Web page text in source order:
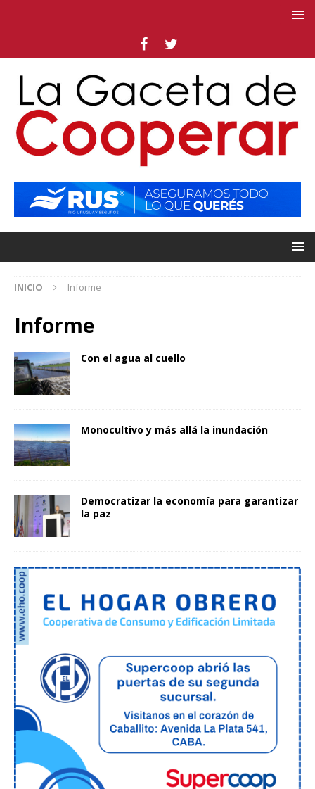
INICIO Informe
Informe
Con el agua al cuello
Monocultivo y más allá la inundación
Democratizar la economía para garantizar
la paz